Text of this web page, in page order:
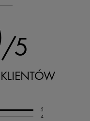
/5
5
4